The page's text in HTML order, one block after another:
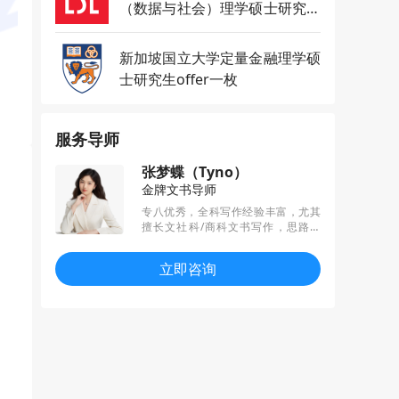
（数据与社会）理学硕士研究生
offer一枚
新加坡国立大学定量金融理学硕
士研究生offer一枚
服务导师
张梦蝶（Tyno）
金牌文书导师
专八优秀，全科写作经验丰富，尤其
擅长文社科/商科文书写作，思路明
服务细致负责，已帮学生收获剑桥等G
5、港三、新二、JHU等高校offer。
立即咨询